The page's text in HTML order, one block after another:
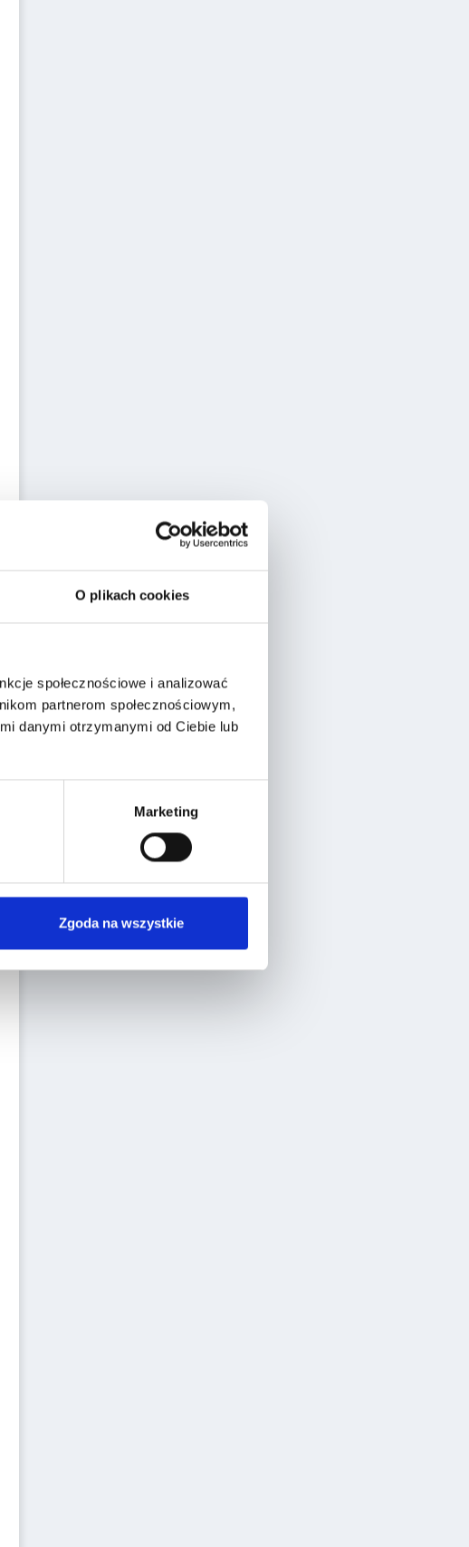
O plikach cookies
społecznościowe i analizować
partnerom społecznościowym,
danymi otrzymanymi od Ciebie lub
Marketing
Zgoda na wszystkie